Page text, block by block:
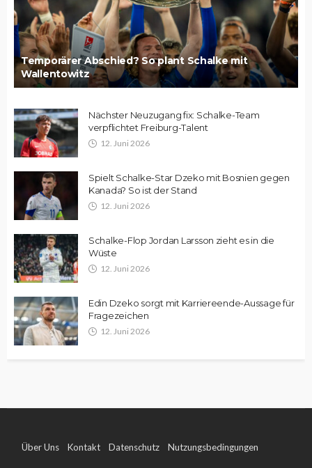
Temporärer Abschied? So plant Schalke mit
Wallentowitz
Nächster Neuzugang fix: Schalke-Team
verpflichtet Freiburg-Talent
12. Juni 2026
Spielt Schalke-Star Dzeko mit Bosnien gegen
Kanada? So ist der Stand
12. Juni 2026
Schalke-Flop Jordan Larsson zieht es in die
Wüste
12. Juni 2026
Edin Dzeko sorgt mit Karriereende-Aussage für
Fragezeichen
12. Juni 2026
Über Uns Kontakt Datenschutz Nutzungsbedingungen